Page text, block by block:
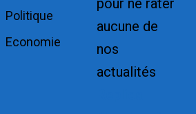
Politique
Economie
pour ne rater
aucune de
nos
actualités